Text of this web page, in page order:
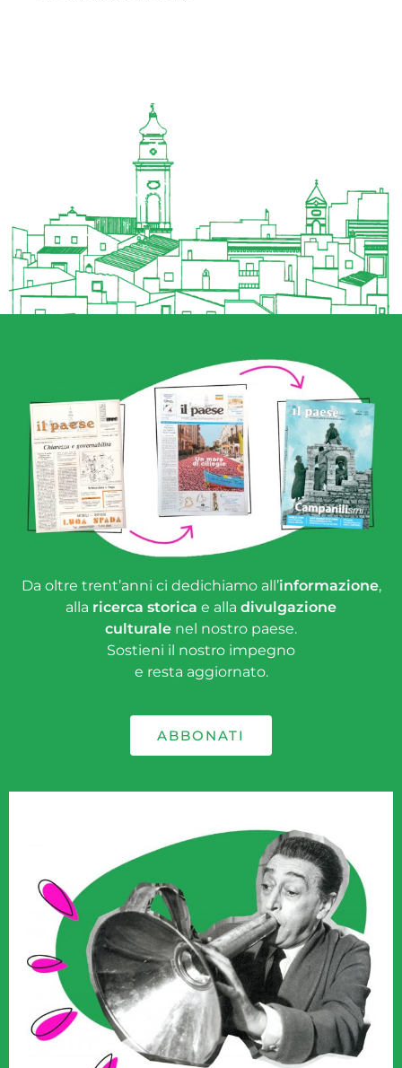
Da oltre trent’anni ci dedichiamo all’informazione,
alla ricerca storica e alla divulgazione
culturale nel nostro paese.
Sostieni il nostro impegno
e resta aggiornato.
ABBONATI